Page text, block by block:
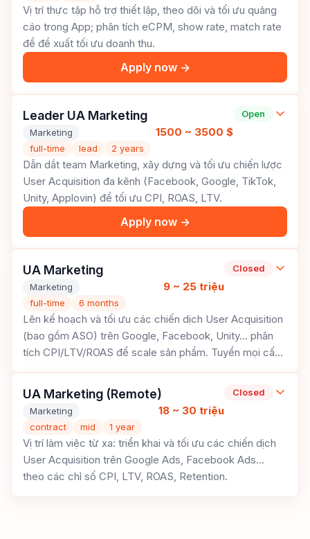
Vị trí thực tập hỗ trợ thiết lập, theo dõi và tối ưu quảng
cáo trong App; phân tích eCPM, show rate, match rate
để đề xuất tối ưu doanh thu.
Apply now →
Leader UA Marketing
Marketing 1500 ~ 3500 $
full-time lead 2 years
Open
Dẫn dắt team Marketing, xây dựng và tối ưu chiến lược
User Acquisition đa kênh (Facebook, Google, TikTok,
Unity, Applovin) để tối ưu CPI, ROAS, LTV.
Apply now →
UA Marketing
Marketing 9 ~ 25 triệu
full-time 6 months
Closed
Lên kế hoạch và tối ưu các chiến dịch User Acquisition
(bao gồm ASO) trên Google, Facebook, Unity... phân
tích CPI/LTV/ROAS để scale sản phẩm. Tuyển mọi cấp
độ từ Fresher đến Leader.
UA Marketing (Remote)
Marketing 18 ~ 30 triệu
contract mid 1 year
Closed
Vị trí làm việc từ xa: triển khai và tối ưu các chiến dịch
User Acquisition trên Google Ads, Facebook Ads...
theo các chỉ số CPI, LTV, ROAS, Retention.